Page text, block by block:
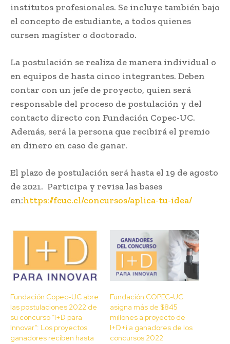
institutos profesionales. Se incluye también bajo
el concepto de estudiante, a todos quienes
cursen magíster o doctorado.
La postulación se realiza de manera individual o
en equipos de hasta cinco integrantes. Deben
contar con un jefe de proyecto, quien será
responsable del proceso de postulación y del
contacto directo con Fundación Copec-UC.
Además, será la persona que recibirá el premio
en dinero en caso de ganar.
El plazo de postulación será hasta el 19 de agosto
de 2021. Participa y revisa las bases
en:https://fcuc.cl/concursos/aplica-tu-idea/
Fundación Copec-UC abre
las postulaciones 2022 de
su concurso “I+D para
Innovar”: Los proyectos
ganadores reciben hasta
Fundación COPEC-UC
asigna más de $845
millones a proyecto de
I+D+i a ganadores de los
concursos 2022